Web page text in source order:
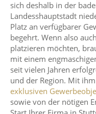
sich deshalb in der
Landesshauptstadt
Platz an verfügbarer
begehrt. Wenn also
platzieren möchten,
mit einem
seit vielen Jahren
und der Region. Mit
exklusiven
sowie von der nötigen